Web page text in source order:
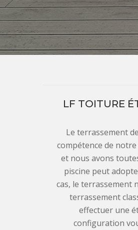
LF TOITURE
Le terrassement
compétence de
et nous avons
piscine peut
cas, le terrassement
terrassement
effectuer une
configuration